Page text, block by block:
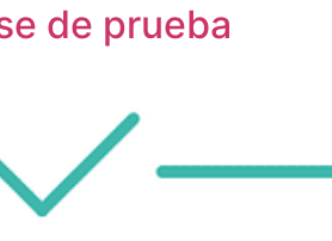
de prueba